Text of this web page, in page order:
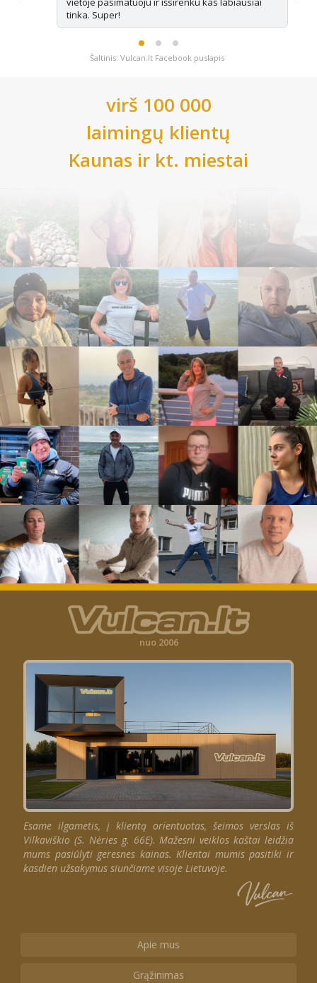
tinka. Super!
Šaltinis: Vulcan.lt Facebook puslapis
virš 100 000
laimingų klientų
Kaunas ir kt. miestai
nuo 2006
Esame ilgametis, į klientą orientuotas, šeimos verslas iš
Vilkaviškio (S. Nėries g. 66E). Mažesni veiklos kaštai leidžia
mums pasiūlyti geresnes kainas. Klientai mumis pasitiki ir
kasdien užsakymus siunčiame visoje Lietuvoje.
Apie mus
Grąžinimas